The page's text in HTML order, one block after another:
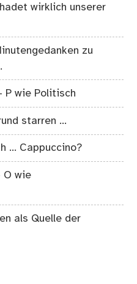
wirklich unserer
zu
P wie Politisch
starren …
… Cappuccino?
O wie
als Quelle der